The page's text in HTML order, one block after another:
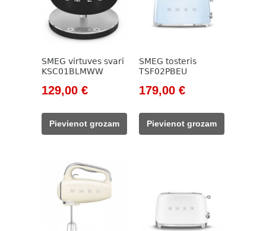
SMEG virtuves svari
KSC01BLMWW
Original
was:
148,00 €.
129,00 €Current
129,00 €.
Pievienot grozam
SMEG tosteris
TSF02PBEU
Original
was:
205,00 €.
179,00 €Current
179,00 €.
Pievienot grozam